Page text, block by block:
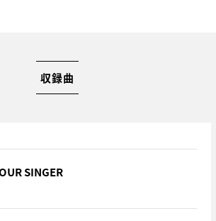
収録曲
SINGER